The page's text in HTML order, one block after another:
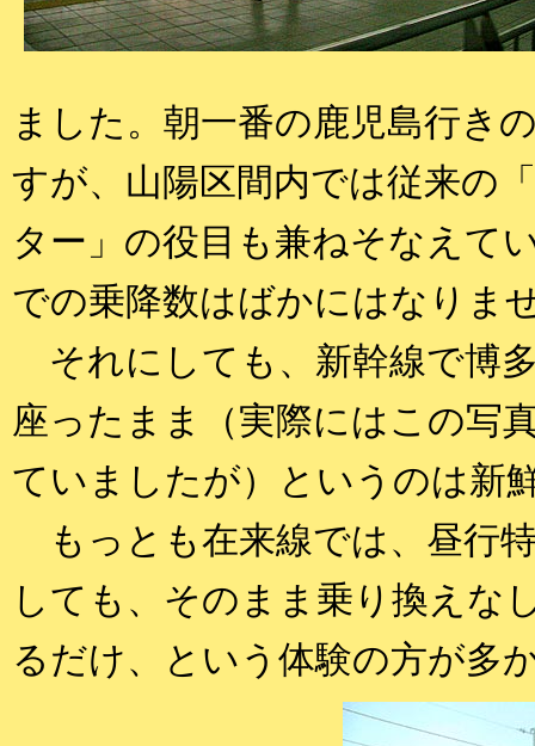
ました。朝一番の鹿児島行き
すが、山陽区間内では従来の
ター」の役目も兼ねそなえて
での乗降数はばかにはなりま
それにしても、新幹線で博
座ったまま（実際にはこの写
ていましたが）というのは新
もっとも在来線では、昼行
しても、そのまま乗り換えな
るだけ、という体験の方が多